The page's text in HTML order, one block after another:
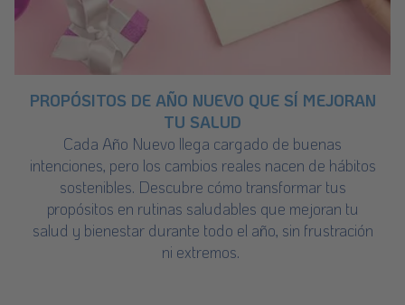
PROPÓSITOS DE AÑO NUEVO QUE SÍ MEJORAN
TU SALUD
Cada Año Nuevo llega cargado de buenas
intenciones, pero los cambios reales nacen de hábitos
sostenibles. Descubre cómo transformar tus
propósitos en rutinas saludables que mejoran tu
salud y bienestar durante todo el año, sin frustración
ni extremos.